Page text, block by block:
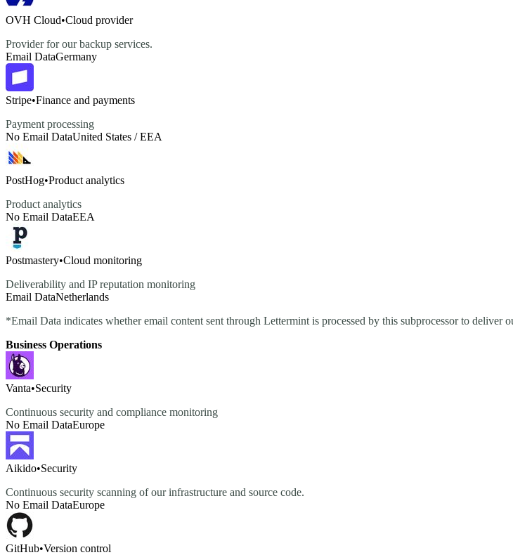
OVH Cloud•Cloud provider
Provider for our backup services.
Email DataGermany
Stripe•Finance and payments
Payment processing
No Email DataUnited States / EEA
PostHog•Product analytics
Product analytics
No Email DataEEA
Postmastery•Cloud monitoring
Deliverability and IP reputation monitoring
Email DataNetherlands
*Email Data indicates whether email content sent through Lettermint is processed by this subprocessor to deliver
Business Operations
Vanta•Security
Continuous security and compliance monitoring
No Email DataEurope
Aikido•Security
Continuous security scanning of our infrastructure and source code.
No Email DataEurope
GitHub•Version control